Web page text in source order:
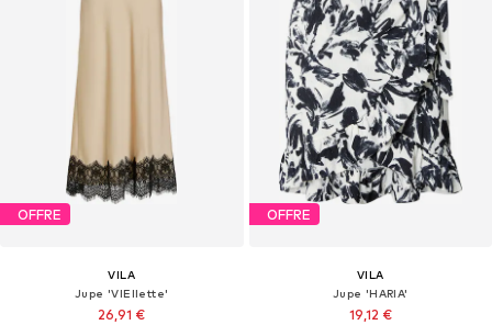
OFFRE
VILA
Jupe 'VIEllette'
26,91 €
OFFRE
VILA
Jupe 'HARIA'
19,12 €